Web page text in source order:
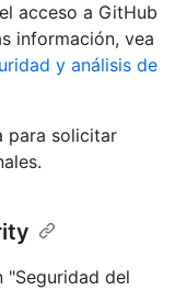
acceso a GitHub
información, vea
y análisis de
para solicitar
"Seguridad del